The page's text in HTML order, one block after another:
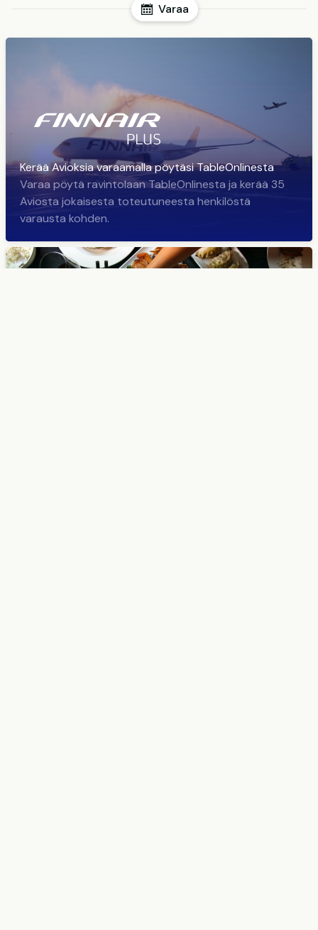
Varaa
Kerää Avioksia varaamalla pöytäsi TableOnlinesta
Varaa pöytä ravintolaan TableOnlinesta ja kerää 35
Aviosta jokaisesta toteutuneesta henkilöstä
varausta kohden.